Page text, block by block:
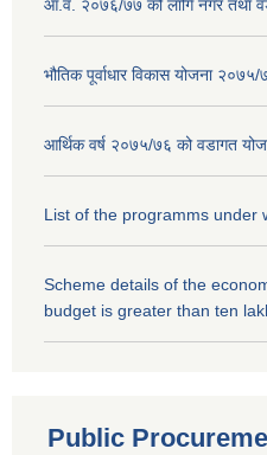
आ.व. २०७६/७७ को लागि नगर तथा
भौतिक पूर्वाधार विकास योजना
आर्थिक वर्ष २०७५/७६ को वडागत
List of the programms under
Scheme details of the
budget is greater than ten
Public